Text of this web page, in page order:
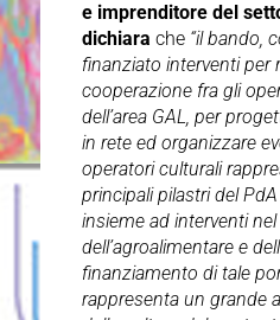
e imprenditore del
dichiara che “il bando,
finanziato interventi per
cooperazione fra gli
dell’area GAL, per
in rete ed organizzare
operatori culturali
principali pilastri del
insieme ad interventi
dell’agroalimentare e
finanziamento di tale
rappresenta un grande